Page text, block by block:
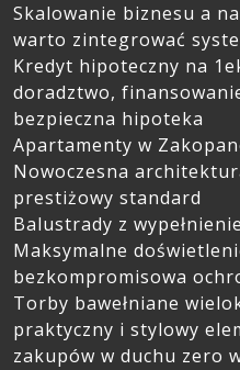
Skalowanie biznesu a
warto zintegrować
Kredyt hipoteczny na
doradztwo,
bezpieczna hipoteka
Apartamenty w
Nowoczesna
prestiżowy standard
Balustrady z
Maksymalne
bezkompromisowa
Torby bawełniane
praktyczny i stylowy
zakupów w duchu zero